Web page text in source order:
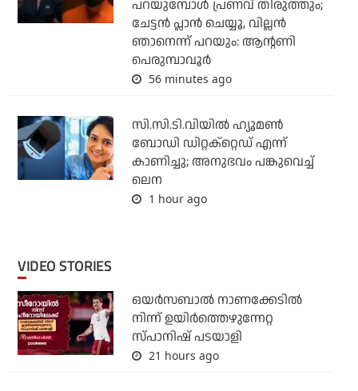
പറയുമ്പോള്‍ പ്രണവ് തിരുത്തും;
ചേട്ടന്‍ പ്ലാന്‍ ചെയ്യൂ, വില്ലന്‍
ഞാനെന്ന് പറയും: ആന്റണി
പെരുമ്പാവൂര്‍
56 minutes ago
സി.സി.ടി.വിയില്‍ ഹ്യൂമണ്‍
ബോഡി ഡിറ്റക്‌റ്റെഡ് എന്ന്
കാണിച്ചു; അനുഭവം പങ്കുവെച്ച്
ലെന
1 hour ago
VIDEO STORIES
ഒയര്‍സബാൽ നാണക്കേടിൽ
നിന്ന് ഉയിർത്തെഴുന്നേറ്റ
സ്പാനിഷ് പടയാളി
21 hours ago